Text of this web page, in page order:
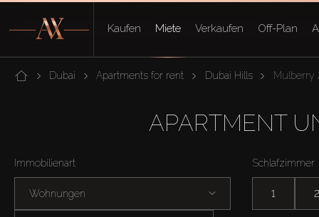
Kaufen Miete Verkaufen Off-Plan
Dubai Apartments for rent Dubai Hills Mulberry
APARTMENT
Immobilienart
Wohnungen
Schlafzimmer
1 2